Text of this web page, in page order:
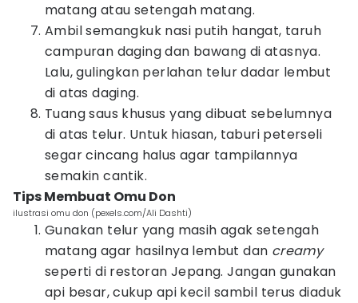
matang atau setengah matang.
Ambil semangkuk nasi putih hangat, taruh
campuran daging dan bawang di atasnya.
Lalu, gulingkan perlahan telur dadar lembut
di atas daging.
Tuang saus khusus yang dibuat sebelumnya
di atas telur. Untuk hiasan, taburi peterseli
segar cincang halus agar tampilannya
semakin cantik.
Tips Membuat Omu Don
ilustrasi omu don (pexels.com/Ali Dashti)
Gunakan telur yang masih agak setengah
matang agar hasilnya lembut dan creamy
seperti di restoran Jepang. Jangan gunakan
api besar, cukup api kecil sambil terus diaduk